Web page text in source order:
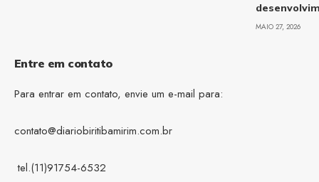
MAIO 27, 2026
Entre em contato
Para entrar em contato, envie um e-mail para:
contato@diariobiritibamirim.com.br
tel.(11)91754-6532